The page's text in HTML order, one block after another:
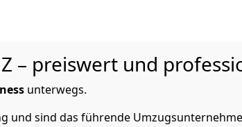
– preiswert und
unterwegs.
und sind das führende